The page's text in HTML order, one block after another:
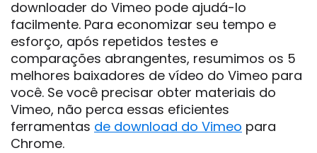
downloader do Vimeo pode ajudá-lo
facilmente. Para economizar seu tempo e
esforço, após repetidos testes e
comparações abrangentes, resumimos os 5
melhores baixadores de vídeo do Vimeo para
você. Se você precisar obter materiais do
Vimeo, não perca essas eficientes
ferramentas de download do Vimeo para
Chrome.